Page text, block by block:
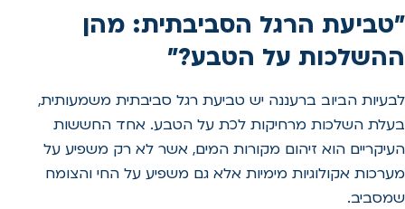
"טביעת הרגל הסביבתית: מהן
ההשלכות על הטבע?"
לבעיות הביוב ברעננה יש טביעת רגל סביבתית משמעותית,
בעלת השלכות מרחיקות לכת על הטבע. אחד החששות
העיקריים הוא זיהום מקורות המים, אשר לא רק משפיע על
מערכות אקולוגיות מימיות אלא גם משפיע על החי והצומח
שמסביב.